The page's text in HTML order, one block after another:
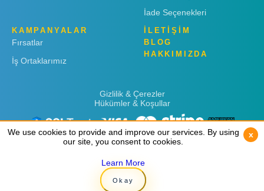
İade Seçenekleri
KAMPANYALAR
Fırsatlar
İş Ortaklarımız
İLETİŞİM
BLOG
HAKKIMIZDA
Gizlilik & Çerezler
Hükümler & Koşullar
Copyright © 2019 Rent 'n Connect
We use cookies to provide and improve our services. By using
our site, you consent to cookies.
Learn More
Okay
x
We use cookies to provide and improve our services. By using
our site, you consent to cookies.
Learn More
Okay
x